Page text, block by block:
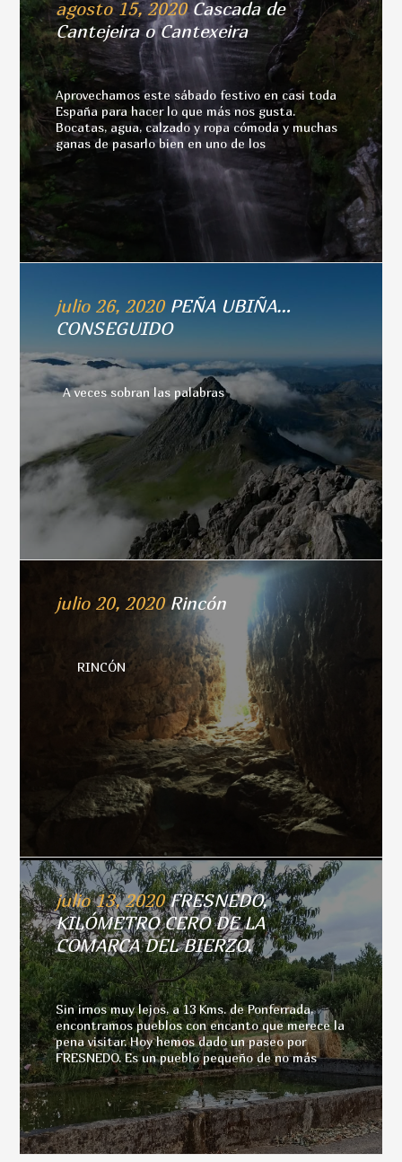
agosto 15, 2020 Cascada de
Cantejeira o Cantexeira
Aprovechamos este sábado festivo en casi toda
España para hacer lo que más nos gusta.
Bocatas, agua, calzado y ropa cómoda y muchas
ganas de pasarlo bien en uno de los
julio 26, 2020 PEÑA UBIÑA…
CONSEGUIDO
A veces sobran las palabras
julio 20, 2020 Rincón
RINCÓN
julio 13, 2020 FRESNEDO,
KILÓMETRO CERO DE LA
COMARCA DEL BIERZO.
Sin irnos muy lejos, a 13 Kms. de Ponferrada,
encontramos pueblos con encanto que merece la
pena visitar. Hoy hemos dado un paseo por
FRESNEDO. Es un pueblo pequeño de no más